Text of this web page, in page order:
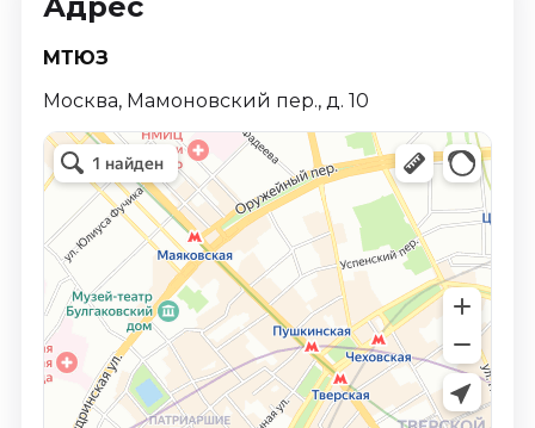
МТЮЗ
Москва, Мамоновский пер., д. 10